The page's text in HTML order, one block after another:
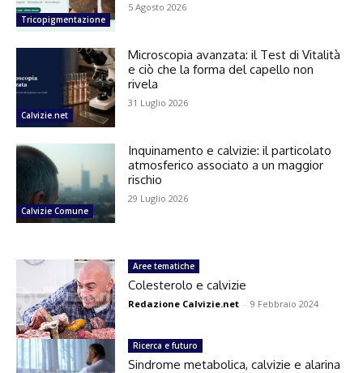
Tricopigmentazione
5 Agosto 2026
Calvizie.net
Microscopia avanzata: il Test di Vitalità
e ciò che la forma del capello non
rivela
31 Luglio 2026
Calvizie Comune
Inquinamento e calvizie: il particolato
atmosferico associato a un maggior
rischio
29 Luglio 2026
Aree tematiche
Colesterolo e calvizie
Redazione Calvizie.net - 9 Febbraio 2024
Ricerca e futuro
Sindrome metabolica, calvizie e alarina